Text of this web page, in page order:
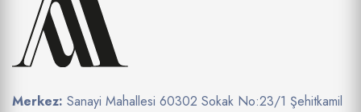
Merkez: Sanayi Mahallesi 60302 Sokak No:23/1 Şehitkamil